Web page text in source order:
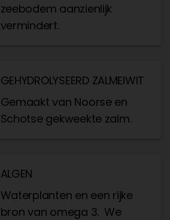
zeebodem aanzienlijk
vermindert.
GEHYDROLYSEERD ZALMEIWIT
Gemaakt van Noorse en
Schotse gekweekte zalm.
ALGEN
Waterplanten en een rijke
bron van omega 3. We